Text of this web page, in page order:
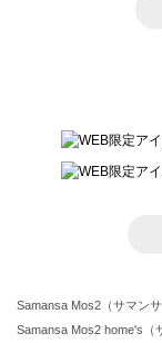
Samansa Mos2（サマン
Samansa Mos2 home's（